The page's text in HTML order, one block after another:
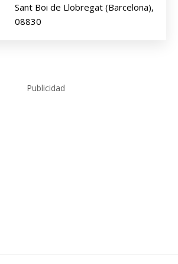
Sant Boi de Llobregat (Barcelona),
08830
Publicidad